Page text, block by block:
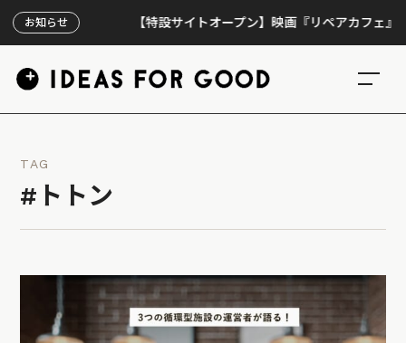
お知らせ 【特設サイトオープン】映画『リペアカフェ』、上映
TAG
#トトン